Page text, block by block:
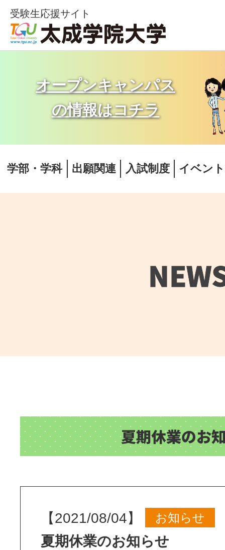
受験生応援サイト
オープンキャンパス
の情報はコチラ
学部・学科 出願関連 入試制度 イベン
夏期休業のお
【2021/08/04】 お知らせ
夏期休業のお知らせ